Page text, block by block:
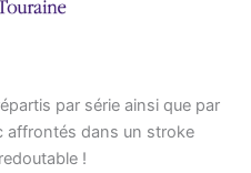
par série ainsi que par
affrontés dans un stroke
!